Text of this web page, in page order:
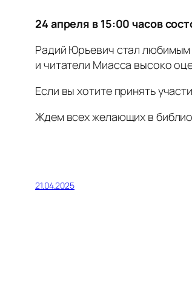
24 апреля в 15:00 часов
Радий Юрьевич стал любимым
и читатели Миасса высоко
Если вы хотите принять
Ждем всех желающих в
21.04.2025